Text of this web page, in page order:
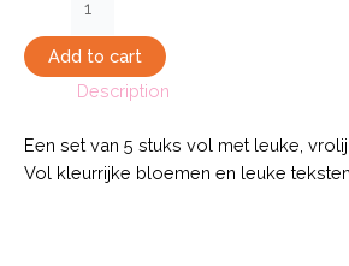
Bedankt
quantity
Add to cart
Description
Een set van 5 stuks vol met leuke,
Vol kleurrijke bloemen en leuke teksten.